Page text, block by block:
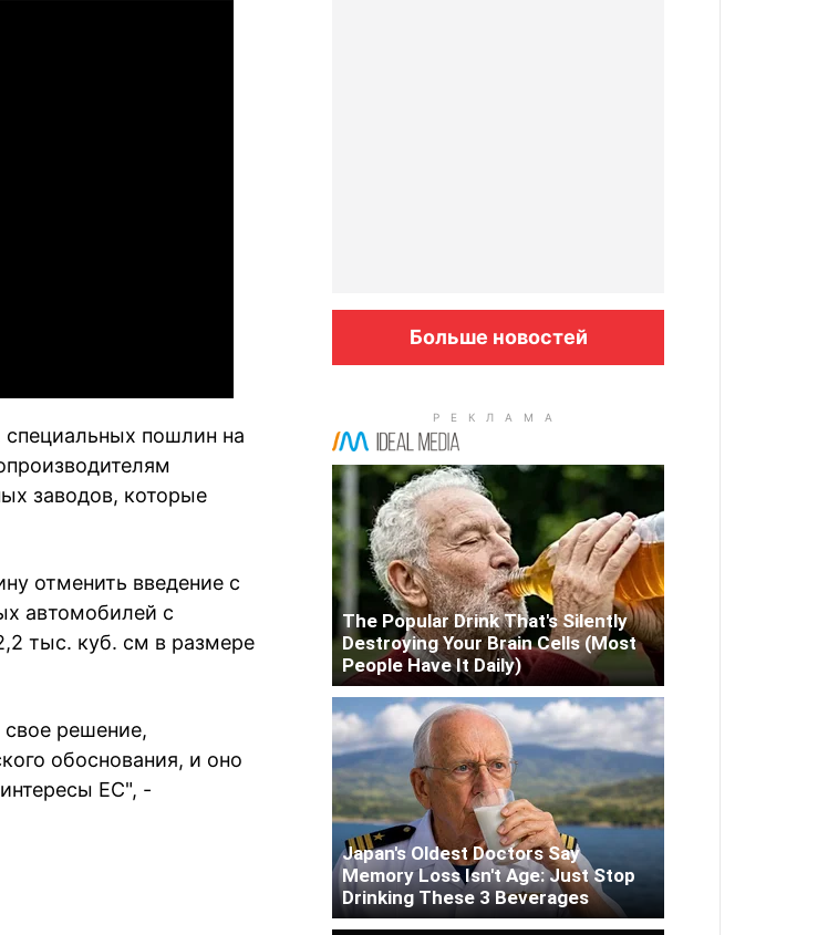
пошлин на
заводов, которые
отменить введение с
автомобилей с
тыс. куб. см в размере
решение,
обоснования, и оно
ЕС", -
Больше новостей